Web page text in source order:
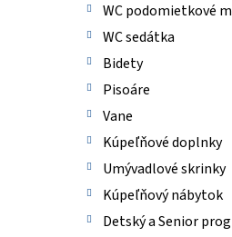
WC podomietkové
WC sedátka
Bidety
Pisoáre
Vane
Kúpeľňové doplnky
Umývadlové skrinky
Kúpeľňový nábytok
Detský a Senior